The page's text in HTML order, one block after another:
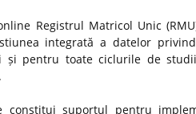
Registrul Matricol Unic
integrată a datelor
și pentru toate ciclurile de
constitui suportul pentru